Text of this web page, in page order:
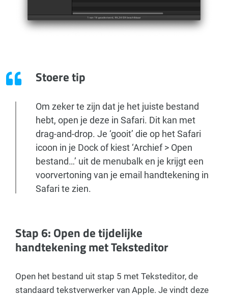
Stoere tip
Om zeker te zijn dat je het juiste bestand
hebt, open je deze in Safari. Dit kan met
drag-and-drop. Je ‘gooit’ die op het Safari
icoon in je Dock of kiest ‘Archief > Open
bestand…’ uit de menubalk en je krijgt een
voorvertoning van je email handtekening in
Safari te zien.
Stap 6: Open de tijdelijke
handtekening met Teksteditor
Open het bestand uit stap 5 met Teksteditor, de
standaard tekstverwerker van Apple. Je vindt deze